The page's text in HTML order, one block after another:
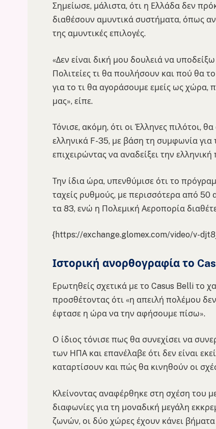
Σημείωσε, μάλιστα, ότι η Ελλάδα δεν
διαθέσουν αμυντικά συστήματα, όπως
της αμυντικές επιλογές.
«Δεν είναι δική μου δουλειά να
Πολιτείες τι θα πουλήσουν και πού θα
για το τι θα αγοράσουμε εμείς ως χώρα,
μας», είπε.
Τόνισε, ακόμη, ότι οι Έλληνες πιλότοι,
ελληνικά F-35, με βάση τη συμφωνία
επιχειρώντας να αναδείξει την
Την ίδια ώρα, υπενθύμισε ότι το
ταχείς ρυθμούς, με περισσότερα από 50
τα 83, ενώ η Πολεμική Αεροπορία
{https://exchange.glomex.com/video/v-
Ιστορική ανορθογραφία το
Ερωτηθείς σχετικά με το Casus Belli το
προσθέτοντας ότι «η απειλή πολέμου
έφτασε η ώρα να την αφήσουμε πίσω».
Ο ίδιος τόνισε πως θα συνεχίσει να
των ΗΠΑ και επανέλαβε ότι δεν είναι
καταρτίσουν και πώς θα κινηθούν οι
Κλείνοντας αναφέρθηκε στη σχέση του
διαφωνίες για τη μοναδική μεγάλη
ζωνών, οι δύο χώρες έχουν κάνει